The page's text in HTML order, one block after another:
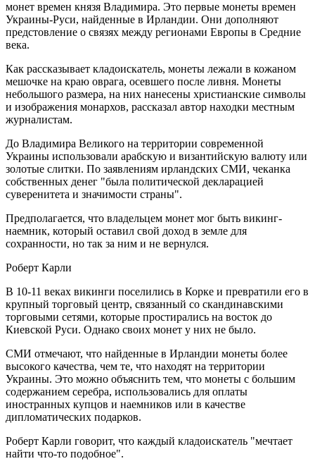
монет времен князя Владимира. Это первые монеты времен
Украины-Руси, найденные в Ирландии. Они дополняют
предстовление о связях между регионами Европы в Средние
века.
Как рассказывает кладоискатель, монеты лежали в кожаном
мешочке на краю оврага, осевшего после ливня. Монеты
небольшого размера, на них нанесены христианские символы
и изображения монархов, рассказал автор находки местным
журналистам.
До Владимира Великого на территории современной
Украины использовали арабскую и византийскую валюту или
золотые слитки. По заявлениям ирландских СМИ, чеканка
собственных денег "была политической декларацией
суверенитета и значимости страны".
Предполагается, что владельцем монет мог быть викинг-
наемник, который оставил свой доход в земле для
сохранности, но так за ним и не вернулся.
Роберт Карли
В 10-11 веках викинги поселились в Корке и превратили его в
крупный торговый центр, связанный со скандинавскими
торговыми сетями, которые простирались на восток до
Киевской Руси. Однако своих монет у них не было.
СМИ отмечают, что найденные в Ирландии монеты более
высокого качества, чем те, что находят на территории
Украины. Это можно объяснить тем, что монеты с большим
содержанием серебра, использовались для оплаты
иностранных купцов и наемников или в качестве
дипломатических подарков.
Роберт Карли говорит, что каждый кладоискатель "мечтает
найти что-то подобное".